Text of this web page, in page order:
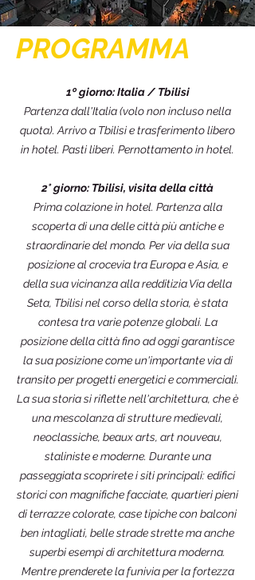
PROGRAMMA
1º giorno: Italia / Tbilisi
Partenza dall'Italia (volo non incluso nella
quota). Arrivo a Tbilisi e trasferimento libero
in hotel. Pasti liberi. Pernottamento in hotel.
2° giorno: Tbilisi, visita della città
Prima colazione in hotel. Partenza alla
scoperta di una delle città più antiche e
straordinarie del mondo. Per via della sua
posizione al crocevia tra Europa e Asia, e
della sua vicinanza alla redditizia Via della
Seta, Tbilisi nel corso della storia, è stata
contesa tra varie potenze globali. La
posizione della città fino ad oggi garantisce
la sua posizione come un'importante via di
transito per progetti energetici e commerciali.
La sua storia si riflette nell'architettura, che è
una mescolanza di strutture medievali,
neoclassiche, beaux arts, art nouveau,
staliniste e moderne. Durante una
passeggiata scoprirete i siti principali: edifici
storici con magnifiche facciate, quartieri pieni
di terrazze colorate, case tipiche con balconi
ben intagliati, belle strade strette ma anche
superbi esempi di architettura moderna.
Mentre prenderete la funivia per la fortezza